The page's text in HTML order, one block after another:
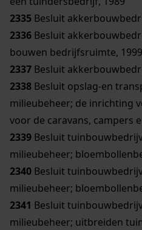
2335 Besluit
2336 Besluit
bouwen bedrijfsruimte, 1999
2337 Besluit
2338 Besluit opslag-en
milieubeheer; de inrichting
voor de caravans, campers
2339 Besluit
milieubeheer;
2340 Besluit
milieubeheer;
2341 Besluit
milieubeheer; uitbreiden